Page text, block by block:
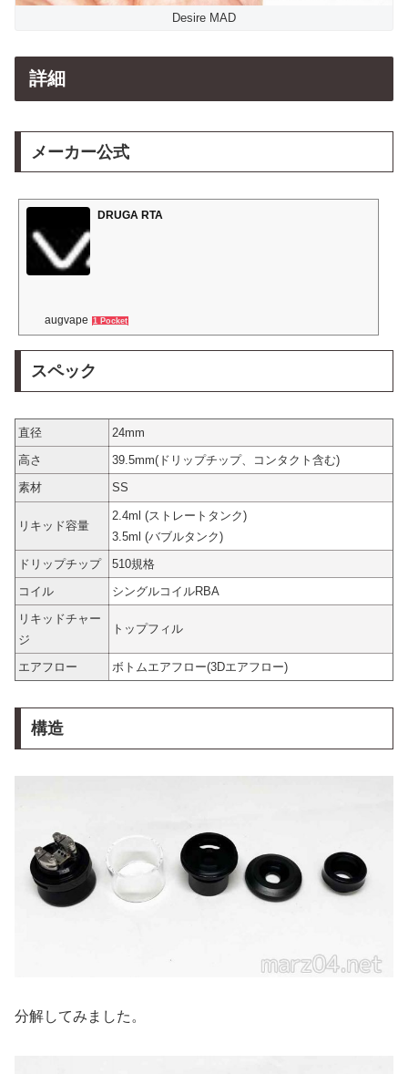
Desire MAD
詳細
メーカー公式
DRUGA RTA
augvape 1 Pocket
スペック
直径
24mm
高さ
39.5mm(ドリップチップ、コンタクト含む)
素材
SS
リキッド容量
2.4ml (ストレートタンク)
3.5ml (バブルタンク)
ドリップチップ
510規格
コイル
シングルコイルRBA
リキッドチャー
ジ
トップフィル
エアフロー ボトムエアフロー(3Dエアフロー)
構造
分解してみました。